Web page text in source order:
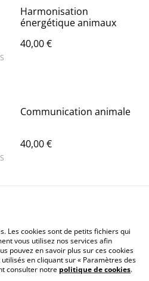
Harmonisation
énergétique animaux
40,00 €
Communication animale
40,00 €
Legal Terms
Cookie Policy
Les cookies sont de petits fichiers qui
vous utilisez nos services afin
pouvez en savoir plus sur ces cookies
en cliquant sur « Paramètres des
consulter notre politique de cookies.